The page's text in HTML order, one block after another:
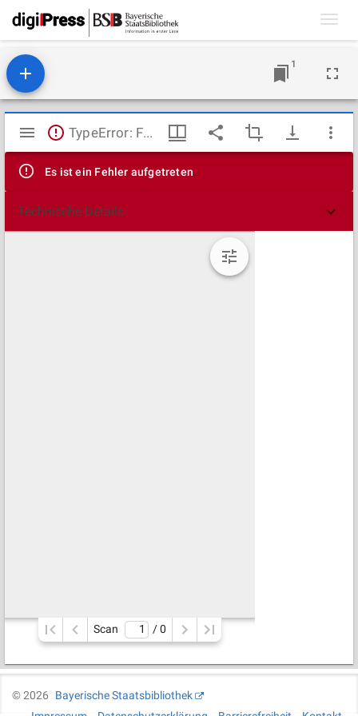
1
Mirador
Viewer
TypeError: Failed to fetch
Es ist ein Fehler aufgetreten
Technische Details
Scan / 0
©2026
Bayerische Staatsbibliothek